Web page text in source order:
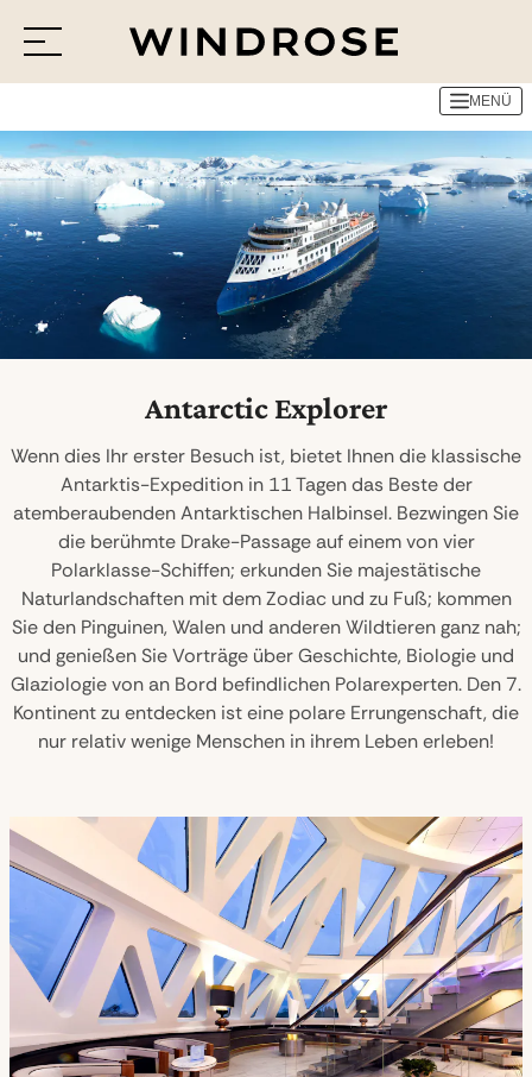
Reiseziele
Reisethemen
Jetzt Anfrage senden
MENÜ
Antarctic Explorer
Wenn dies Ihr erster Besuch ist, bietet Ihnen die klassische
Antarktis-Expedition in 11 Tagen das Beste der
atemberaubenden Antarktischen Halbinsel. Bezwingen Sie
die berühmte Drake-Passage auf einem von vier
Polarklasse-Schiffen; erkunden Sie majestätische
Naturlandschaften mit dem Zodiac und zu Fuß; kommen
Sie den Pinguinen, Walen und anderen Wildtieren ganz nah;
und genießen Sie Vorträge über Geschichte, Biologie und
Glaziologie von an Bord befindlichen Polarexperten. Den 7.
Kontinent zu entdecken ist eine polare Errungenschaft, die
nur relativ wenige Menschen in ihrem Leben erleben!